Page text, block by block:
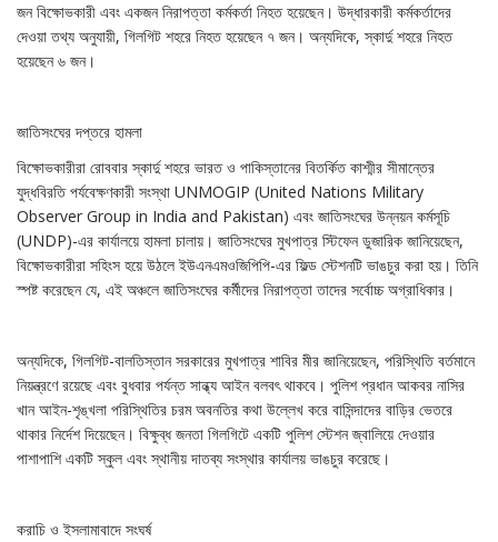
জন বিক্ষোভকারী এবং একজন নিরাপত্তা কর্মকর্তা নিহত হয়েছেন। উদ্ধারকারী কর্মকর্তাদের
দেওয়া তথ্য অনুযায়ী, গিলগিট শহরে নিহত হয়েছেন ৭ জন। অন্যদিকে, স্কার্দু শহরে নিহত
হয়েছেন ৬ জন।
জাতিসংঘের দপ্তরে হামলা
বিক্ষোভকারীরা রোববার স্কার্দু শহরে ভারত ও পাকিস্তানের বিতর্কিত কাশ্মীর সীমান্তের
যুদ্ধবিরতি পর্যবেক্ষণকারী সংস্থা UNMOGIP (United Nations Military
Observer Group in India and Pakistan) এবং জাতিসংঘের উন্নয়ন কর্মসূচি
(UNDP)-এর কার্যালয়ে হামলা চালায়। জাতিসংঘের মুখপাত্র স্টিফেন ডুজারিক জানিয়েছেন,
বিক্ষোভকারীরা সহিংস হয়ে উঠলে ইউএনএমওজিপিপি-এর ফিল্ড স্টেশনটি ভাঙচুর করা হয়। তিনি
স্পষ্ট করেছেন যে, এই অঞ্চলে জাতিসংঘের কর্মীদের নিরাপত্তা তাদের সর্বোচ্চ অগ্রাধিকার।
অন্যদিকে, গিলগিট-বালতিস্তান সরকারের মুখপাত্র শাবির মীর জানিয়েছেন, পরিস্থিতি বর্তমানে
নিয়ন্ত্রণে রয়েছে এবং বুধবার পর্যন্ত সান্ধ্য আইন বলবৎ থাকবে। পুলিশ প্রধান আকবর নাসির
খান আইন-শৃঙ্খলা পরিস্থিতির চরম অবনতির কথা উল্লেখ করে বাসিন্দাদের বাড়ির ভেতরে
থাকার নির্দেশ দিয়েছেন। বিক্ষুব্ধ জনতা গিলগিটে একটি পুলিশ স্টেশন জ্বালিয়ে দেওয়ার
পাশাপাশি একটি স্কুল এবং স্থানীয় দাতব্য সংস্থার কার্যালয় ভাঙচুর করেছে।
করাচি ও ইসলামাবাদে সংঘর্ষ